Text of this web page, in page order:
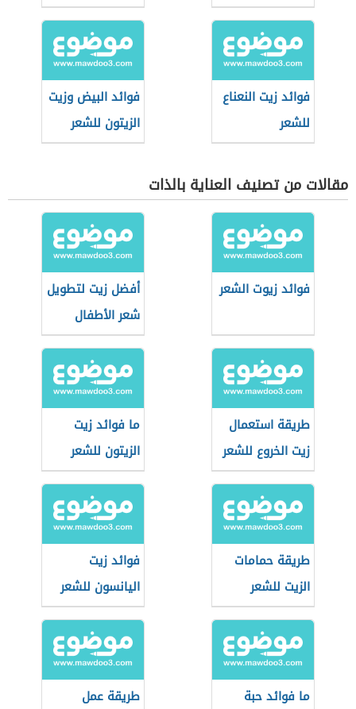
فوائد زيت النعناع
للشعر
فوائد البيض وزيت
الزيتون للشعر
مقالات من تصنيف العناية بالذات
فوائد زيوت الشعر
أفضل زيت لتطويل
شعر الأطفال
طريقة استعمال
زيت الخروع للشعر
ما فوائد زيت
الزيتون للشعر
طريقة حمامات
الزيت للشعر
فوائد زيت
اليانسون للشعر
ما فوائد حبة
طريقة عمل